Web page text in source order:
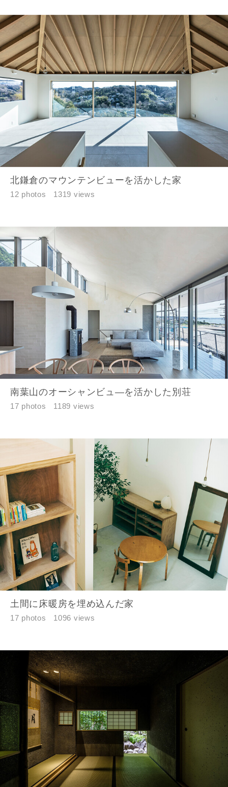
北鎌倉のマウンテンビューを活かした家
12 photos 1319 views
南葉山のオーシャンビュ―を活かした別荘
17 photos 1189 views
土間に床暖房を埋め込んだ家
17 photos 1096 views
ご住所
郵便番号
-
都道府県
市区町村
建築予定地
希望の予算
同居する家族構成
資料請求にあたっての注意事項
当社は，当社のプライバシーポリシー
に則って，いただい
た情報を利用します。
損害について、債務不履行責任、不法行為責任、その他の法
律上の請求原因の如何を問わず賠償の責任を負わないものと
します。
当社は、お客様が本サービスを利用することにより第三者と
の間で生じた紛争等について一切責任を負わないものとしま
す。
入力内容を送信する
専門家の都合により、資料の送付が遅くなったり、送付
できない場合があります。あらかじめご了承ください。
閉じる